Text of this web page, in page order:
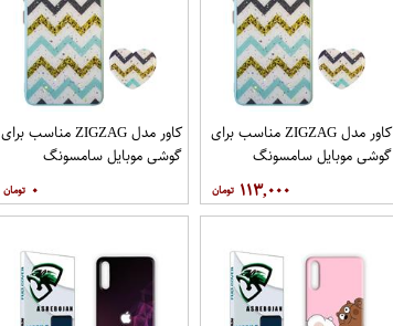
کاور مدل ZIGZAG مناسب برای
گوشی موبایل سامسونگ
Galaxy A71 به همراه پایه
نگهدارنده
۱۱۳,۰۰۰
کاور مدل ZIGZAG مناسب برای
گوشی موبایل سامسونگ
پایه نگهدارنده
۰